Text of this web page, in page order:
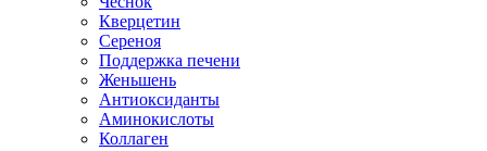
Кверцетин
Сереноя
Поддержка печени
Женьшень
Антиоксиданты
Аминокислоты
Коллаген